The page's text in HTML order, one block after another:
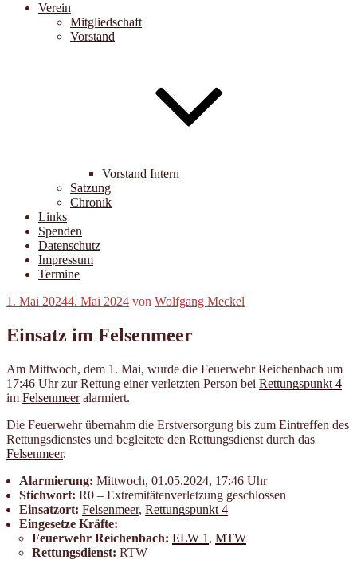
Verein
Mitgliedschaft
Vorstand
Vorstand Intern
Satzung
Chronik
Links
Spenden
Datenschutz
Impressum
Termine
Veröffentlicht
1. Mai 20244. Mai 2024 von Wolfgang Meckel
Einsatz im Felsenmeer
Am Mittwoch, dem 1. Mai, wurde die Feuerwehr Reichenbach um
17:46 Uhr zur Rettung einer verletzten Person bei Rettungs­punkt 4
im Felsen­meeralarmiert.
Die Feuerwehr übernahm die Erstversorgung bis zum Eintreffen des
Rettungsdienstes und begleitete den Rettungsdienst durch das
Felsenmeer.
Alarmierung: Mittwoch, 01.05.2024, 17:46 Uhr
Stichwort: R0 – Extremitätenverletzung geschlossen
Einsatzort: Felsenmeer, Rettungspunkt 4
Eingesetze Kräfte:
Feuerwehr Reichenbach: ELW 1 , MTW
Rettungsdienst: RTW